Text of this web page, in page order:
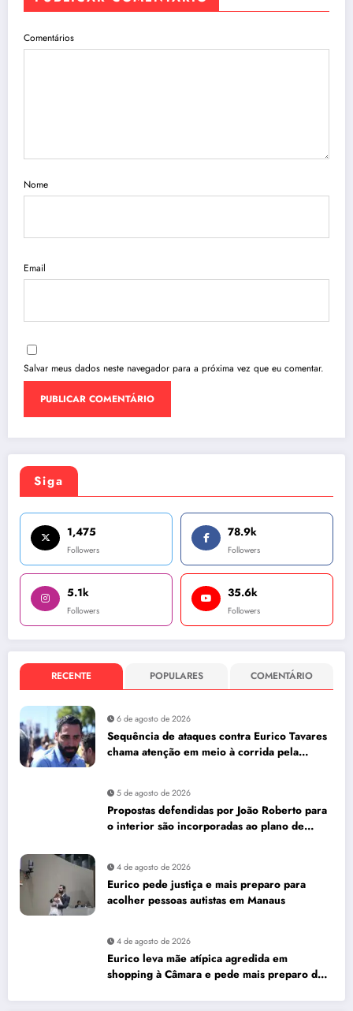
Comentários
Nome
Email
Salvar meus dados neste navegador para a próxima vez que eu comentar.
Siga
1,475
Followers
78.9k
Followers
5.1k
Followers
35.6k
Followers
RECENTE POPULARES COMENTÁRIO
6 de agosto de 2026
Sequência de ataques contra Eurico Tavares
chama atenção em meio à corrida pela
5 de agosto de 2026
Propostas defendidas por João Roberto para
o interior são incorporadas ao plano de
4 de agosto de 2026
Eurico pede justiça e mais preparo para
acolher pessoas autistas em Manaus
4 de agosto de 2026
Eurico leva mãe atípica agredida em
shopping à Câmara e pede mais preparo dos